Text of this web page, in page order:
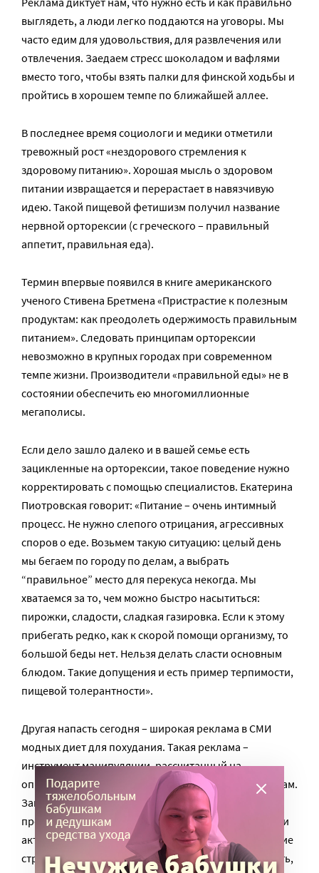
выглядеть, а люди легко поддаются на уговоры. Мы
часто едим для удовольствия, для развлечения или
отвлечения. Заедаем стресс шоколадом и вафлями
вместо того, чтобы взять палки для финской ходьбы и
пройтись в хорошем темпе по ближайшей аллее.
В последнее время социологи и медики отметили
тревожный рост «нездорового стремления к
здоровому питанию». Хорошая мысль о здоровом
питании извращается и перерастает в навязчивую
идею. Такой пищевой фетишизм получил название
нервной орторексии (с греческого – правильный
аппетит, правильная еда).
Термин впервые появился в книге американского
ученого Стивена Бретмена «Пристрастие к полезным
продуктам: как преодолеть одержимость правильным
питанием». Следовать принципам орторексии
невозможно в крупных городах при современном
темпе жизни. Производители «правильной еды» не в
состоянии обеспечить ею многомиллионные
мегаполисы.
Если дело зашло далеко и в вашей семье есть
зацикленные на орторексии, такое поведение нужно
корректировать с помощью специалистов. Екатерина
Пиотровская говорит: «Питание – очень интимный
процесс. Не нужно слепого отрицания, агрессивных
споров о еде. Возьмем такую ситуацию: целый день
мы бегаем по городу по делам, а выбрать
“правильное” место для перекуса некогда. Мы
хватаемся за то, чем можно быстро насытиться:
пирожки, сладости, сладкая газировка. Если к этому
прибегать редко, как к скорой помощи организму, то
большой беды нет. Нельзя делать сласти основным
блюдом. Такие допущения и есть пример терпимости,
пищевой толерантности».
Другая напасть сегодня – широкая реклама в СМИ
модных диет для похудания. Такая реклама –
инструмент манипуляции, рассчитанный на
определенный психотип людей, склонных к неврозам.
Зависимые люди, чаще женщины, нужны
производителям продуктов питания и биологически
активных добавок. Они вгоняют «жертву» в состояние
стресса и безнадежности, пропагандируя стройность,